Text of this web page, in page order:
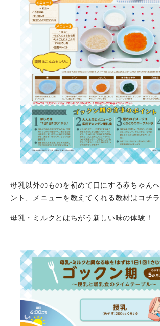
母乳以外のものを初めて口にする赤ちゃん
ント、メニューを教えてくれる教材はコチラ
母乳・ミルクとはちがう新しい味の体験！